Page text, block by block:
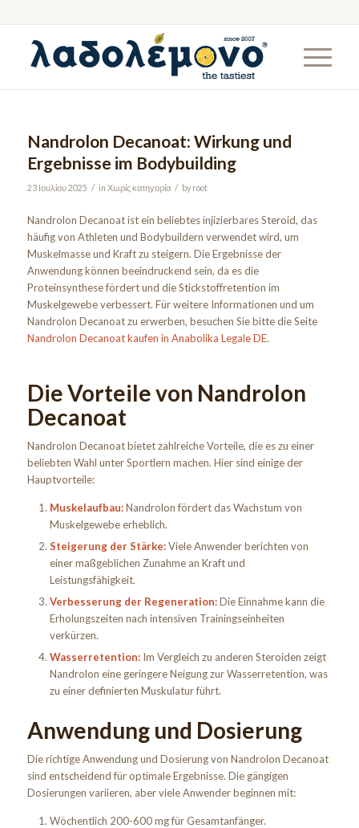
Nandrolon Decanoat: Wirkung und
Ergebnisse im Bodybuilding
23 Ιουλίου 2025 / in Χωρίς κατηγορία / by root
Nandrolon Decanoat ist ein beliebtes injizierbares Steroid, das
häufig von Athleten und Bodybuildern verwendet wird, um
Muskelmasse und Kraft zu steigern. Die Ergebnisse der
Anwendung können beeindruckend sein, da es die
Proteinsynthese fördert und die Stickstoffretention im
Muskelgewebe verbessert. Für weitere Informationen und um
Nandrolon Decanoat zu erwerben, besuchen Sie bitte die Seite
Nandrolon Decanoat kaufen in Anabolika Legale DE.
Die Vorteile von Nandrolon
Decanoat
Nandrolon Decanoat bietet zahlreiche Vorteile, die es zu einer
beliebten Wahl unter Sportlern machen. Hier sind einige der
Hauptvorteile:
Muskelaufbau:Nandrolon fördert das Wachstum von
Muskelgewebe erheblich.
Steigerung der Stärke:Viele Anwender berichten von
einer maßgeblichen Zunahme an Kraft und
Leistungsfähigkeit.
Verbesserung der Regeneration:Die Einnahme kann die
Erholungszeiten nach intensiven Trainingseinheiten
verkürzen.
Wasserretention:Im Vergleich zu anderen Steroiden zeigt
Nandrolon eine geringere Neigung zur Wasserretention, was
zu einer definierten Muskulatur führt.
Anwendung und Dosierung
Die richtige Anwendung und Dosierung von Nandrolon Decanoat
sind entscheidend für optimale Ergebnisse. Die gängigen
Dosierungen variieren, aber viele Anwender beginnen mit:
Wöchentlich 200-600 mg für Gesamtanfänger.